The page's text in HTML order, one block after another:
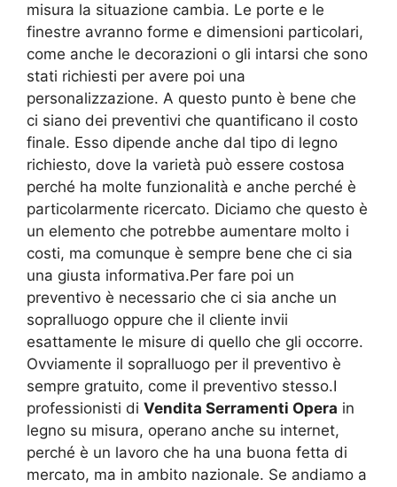
misura la situazione cambia. Le porte e le
finestre avranno forme e dimensioni particolari,
come anche le decorazioni o gli intarsi che sono
stati richiesti per avere poi una
personalizzazione. A questo punto è bene che
ci siano dei preventivi che quantificano il costo
finale. Esso dipende anche dal tipo di legno
richiesto, dove la varietà può essere costosa
perché ha molte funzionalità e anche perché è
particolarmente ricercato. Diciamo che questo è
un elemento che potrebbe aumentare molto i
costi, ma comunque è sempre bene che ci sia
una giusta informativa.Per fare poi un
preventivo è necessario che ci sia anche un
sopralluogo oppure che il cliente invii
esattamente le misure di quello che gli occorre.
Ovviamente il sopralluogo per il preventivo è
sempre gratuito, come il preventivo stesso.I
professionisti di Vendita Serramenti Opera in
legno su misura, operano anche su internet,
perché è un lavoro che ha una buona fetta di
mercato, ma in ambito nazionale. Se andiamo a